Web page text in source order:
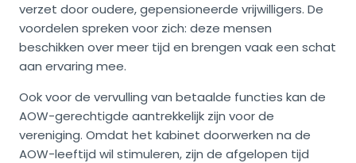
verzet door oudere, gepensioneerde vrijwilligers. De
voordelen spreken voor zich: deze mensen
beschikken over meer tijd en brengen vaak een schat
aan ervaring mee.
Ook voor de vervulling van betaalde functies kan de
AOW-gerechtigde aantrekkelijk zijn voor de
vereniging. Omdat het kabinet doorwerken na de
AOW-leeftijd wil stimuleren, zijn de afgelopen tijd